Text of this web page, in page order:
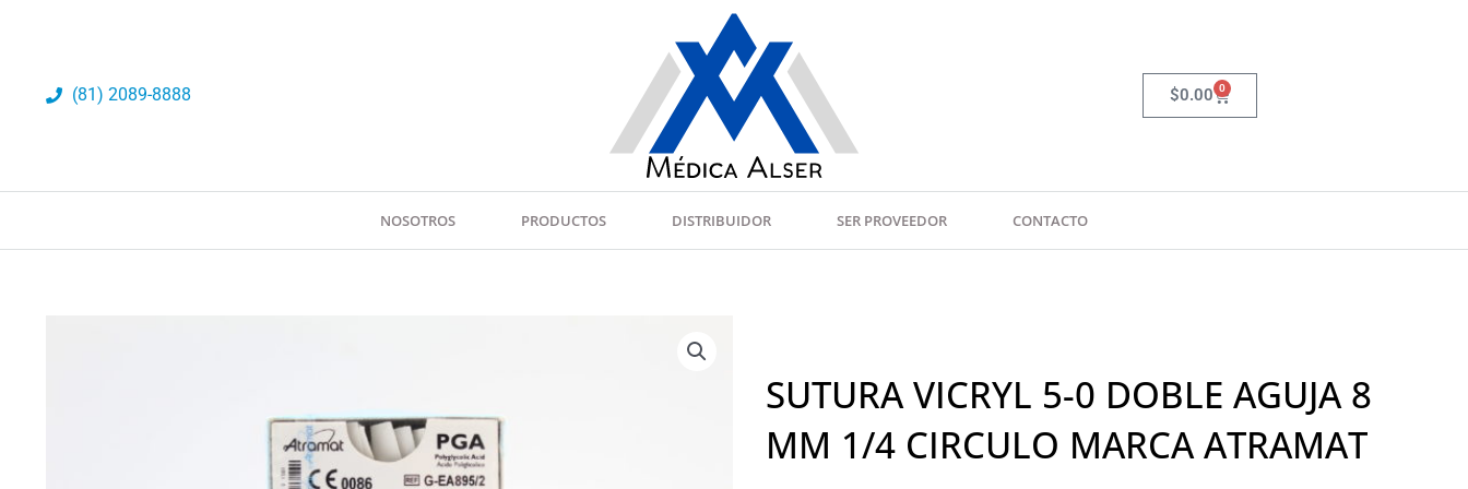
(81) 2089-8888
$0.00 0
Carrito
NOSOTROS PRODUCTOS DISTRIBUIDOR SER PROVEEDOR CONTACTO
SUTURA VICRYL 5-0 DOBLE AGUJA 8
MM 1/4 CIRCULO MARCA ATRAMAT